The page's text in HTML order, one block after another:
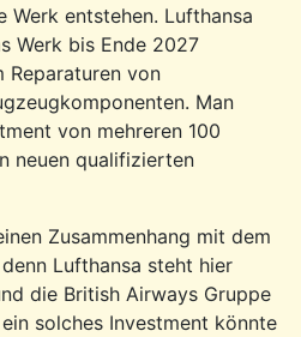
Werk entstehen. Lufthansa
Werk bis Ende 2027
Reparaturen von
Man
von mehreren 100
neuen qualifizierten
Zusammenhang mit dem
Lufthansa steht hier
die British Airways Gruppe
solches Investment könnte